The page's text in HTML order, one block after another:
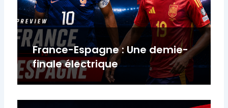
France-Espagne : Une demie-
finale électrique